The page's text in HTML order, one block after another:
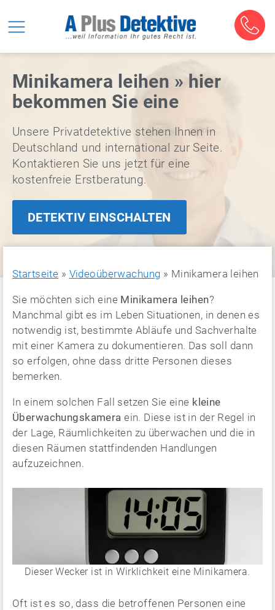
Minikamera leihen » hier
bekommen Sie eine
Unsere Privatdetektive stehen Ihnen in
Deutschland und international zur Seite.
Kontaktieren Sie uns jetzt für eine
kostenfreie Erstberatung.
DETEKTIV EINSCHALTEN
Startseite » Videoüberwachung » Minikamera leihen
Sie möchten sich eine Minikamera leihen?
Manchmal gibt es im Leben Situationen, in denen es
notwendig ist, bestimmte Abläufe und Sachverhalte
mit einer Kamera zu dokumentieren. Das soll dann
so erfolgen, ohne dass dritte Personen dieses
bemerken.
In einem solchen Fall setzen Sie eine kleine
Überwachungskamera ein. Diese ist in der Regel in
der Lage, Räumlichkeiten zu überwachen und die in
diesen Räumen stattfindenden Handlungen
aufzuzeichnen.
Dieser Wecker ist in Wirklichkeit eine Minikamera.
Oft ist es so, dass die betroffenen Personen eine